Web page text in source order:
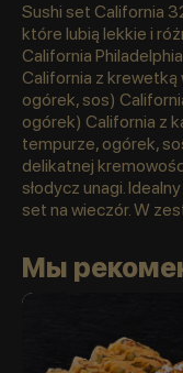
Sushi set California
które lubią lekkie i
California
California z
ogórek, sos)
ogórek) California z
tempurze, ogórek,
delikatnej
słodycz unagi.
set na wieczór. W
Мы